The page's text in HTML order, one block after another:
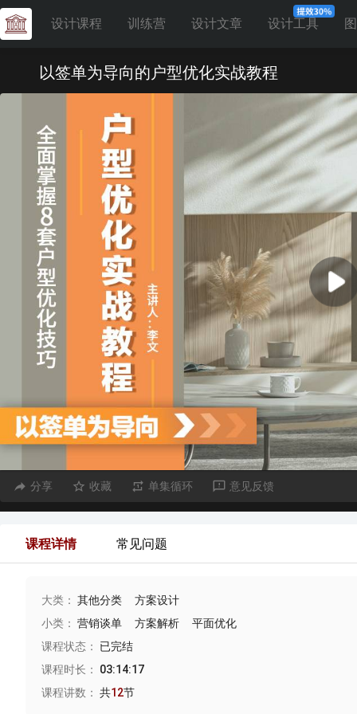
设计课程 训练营 设计文章 设计工具
以签单为导向的户型优化实战教程
分享 收藏 单集循环 意见反馈
课程详情 常见问题
大类： 其他分类
方案设计
小类： 营销谈单 方案解析
平面优化
课程状态： 已完结
课程时长： 03:14:17
课程讲数： 共12节